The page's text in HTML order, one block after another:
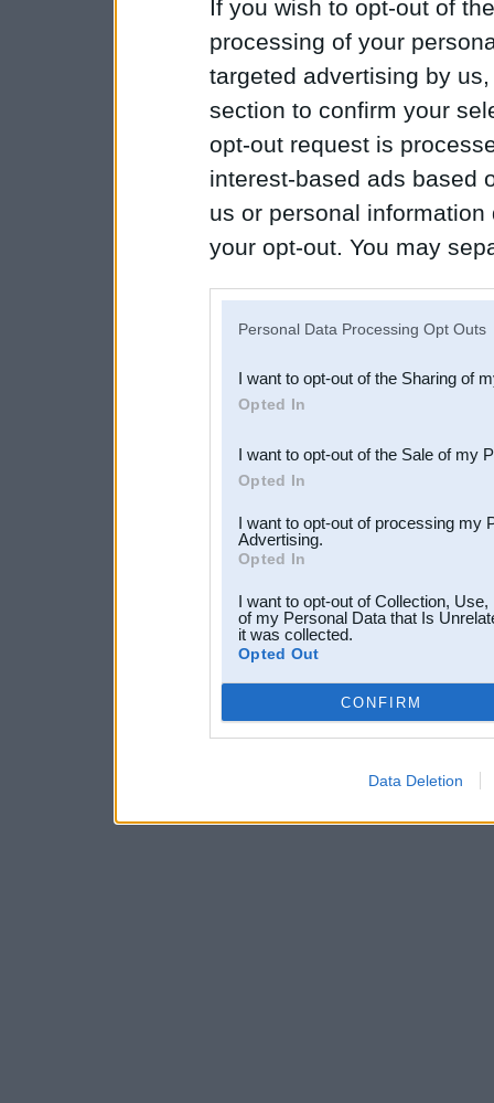
If you wish to opt-out of
processing of your
targeted advertising by
section to confirm your
opt-out request is
interest-based ads based
us or personal
your opt-out. You may
Downstream Participants
third parties.
Personal Data Processing Opt Outs
I want to opt-out of the Sharing of
Opted In
I want to opt-out of the Sale of my
Opted In
I want to opt-out of processing my
Advertising.
Opted In
I want to opt-out of Collection,
of my Personal Data that Is
it was collected.
Opted Out
CONFIRM
Data Deletion